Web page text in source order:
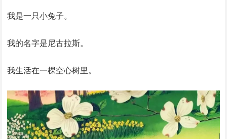
我是一只小兔子。
我的名字是尼古拉斯。
我生活在一棵空心树里。